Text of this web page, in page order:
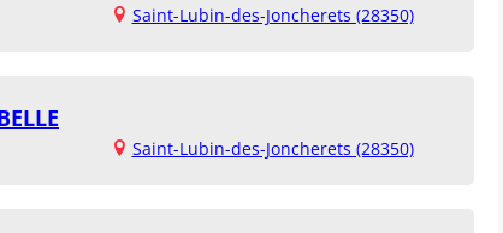
Saint-Lubin-des-Joncherets (28350)
Saint-Lubin-des-Joncherets (28350)